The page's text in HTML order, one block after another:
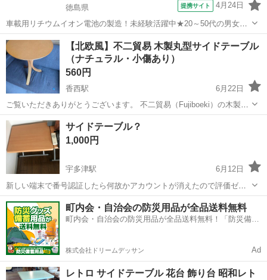
徳島県
提携サイト 4月24日
車載用リチウムイオン電池の製造！未経験活躍中★20～50代の男女活
躍中！寮費無料★備品付き1R寮完備！自宅からマイカー通勤OK！無料
駐車場完備◎正社員登用制度あり！《徳島県板野郡松茂町》 人気の工
場のお仕事 ◇車載用リチウ...
徳島 その他
​【北欧風】不二貿易 木製丸型サイドテーブル
（ナチュラル・小傷あり）
560円
香西駅
6月22日
ご覧いただきありがとうございます。 不二貿易（Fujiboeki）の木製丸
型サイドテーブル（CF-913 NA）です。 温かみのあるナチュラルな木
目と、シンプルで使いやすいデザインが特徴です。 ソファ横やベッド
サイドに置く...
香川 高松市 香西駅 テーブル
サイドテーブル？
1,000円
宇多津駅
6月12日
新しい端末で番号認証したら何故かアカウントが消えたので評価ゼロ
からスタートしました。 小さめのテーブルです。
香川 綾歌郡 宇多津駅 テーブル
町内会・自治会の防災用品が全品送料無料
町内会・自治会の防災用品が全品送料無料！「防災備蓄
株式会社ドリームデッサン Ad
レトロ サイドテーブル 花台 飾り台 昭和レト